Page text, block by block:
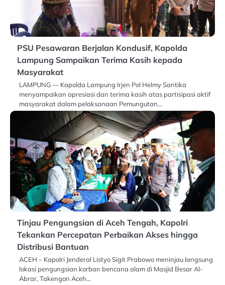
PSU Pesawaran Berjalan Kondusif, Kapolda
Lampung Sampaikan Terima Kasih kepada
Masyarakat
LAMPUNG — Kapolda Lampung Irjen Pol Helmy Santika
menyampaikan apresiasi dan terima kasih atas partisipasi aktif
masyarakat dalam pelaksanaan Pemungutan…
Tinjau Pengungsian di Aceh Tengah, Kapolri
Tekankan Percepatan Perbaikan Akses hingga
Distribusi Bantuan
ACEH – Kapolri Jenderal Listyo Sigit Prabowo meninjau langsung
lokasi pengungsian korban bencana alam di Masjid Besar Al-
Abrar, Takengon Aceh…